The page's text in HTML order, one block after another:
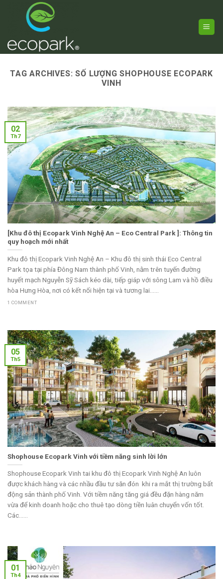
TAG ARCHIVES:SỐ LƯỢNG SHOPHOUSE ECOPARK
VINH
[Khu đô thị Ecopark Vinh Nghệ An – Eco Central Park ]: Thông tin
quy hoạch mới nhất
Khu đô thị Ecopark Vinh Nghệ An – Khu đô thị sinh thái Eco Central
Park tọa tại phía Đông Nam thành phố Vinh, nằm trên tuyến đường
huyết mạch Nguyễn Sỹ Sách kéo dài, tiếp giáp với sông Lam và hồ điều
hòa Hưng Hòa, nơi có kết nối hiện tại và tương lai......
1 COMMENT
02
Th7
Shophouse Ecopark Vinh với tiềm năng sinh lời lớn
Shophouse Ecopark Vinh tai khu đô thị Ecopark Vinh Nghệ An luôn
được khách hàng và các nhầu đầu tư săn đón khi ra mắt thị trường bất
động sản thành phố Vinh. Với tiềm năng tăng giá đều đặn hàng năm
vừa để kinh doanh hoặc cho thuê tạo dòng tiền luân chuyển vốn tốt.
Các......
05
Th5
01
Th4